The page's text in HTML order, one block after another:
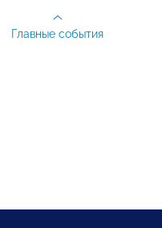
Главные события